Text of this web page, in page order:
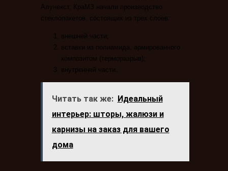
Алунекст, КраМЗ начали производство
стеклопакетов, состоящих из трех слоев:
внешней части;
вставки из полиамида, армированного
композитом (терморазрыв);
внутренней части.
Читать так же:
Идеальный
интерьер: шторы, жалюзи и
карнизы на заказ для вашего
дома